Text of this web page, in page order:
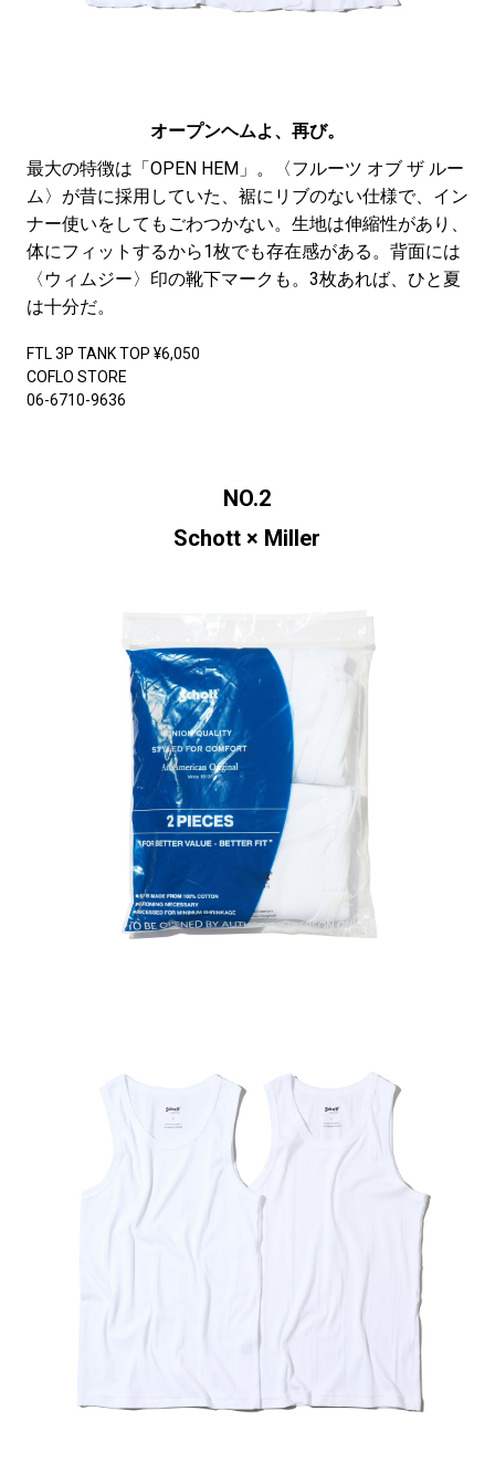
オープンヘムよ、再び。
最大の特徴は「OPEN HEM」。〈フルーツ オブ ザ ルー
ム〉が昔に採用していた、裾にリブのない仕様で、イン
ナー使いをしてもごわつかない。生地は伸縮性があり、
体にフィットするから1枚でも存在感がある。背面には
〈ウィムジー〉印の靴下マークも。3枚あれば、ひと夏
は十分だ。
FTL 3P TANK TOP ¥6,050
COFLO STORE
06-6710-9636
NO.2
Schott × Miller